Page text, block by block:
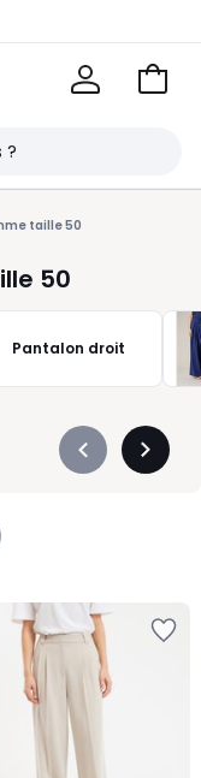
Voir
taille 50
50
Pantalon droit
Précédent